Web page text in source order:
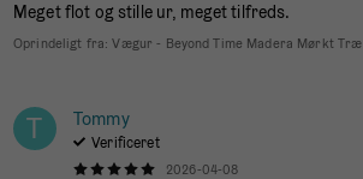
Meget flot og stille ur, meget tilfreds.
Oprindeligt fra:Vægur - Beyond Time Madera Mørkt Træ
T Tommy
Verificeret
2026-04-08